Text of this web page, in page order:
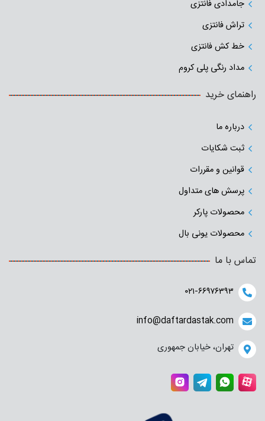
جامدادی‌ فانتزی
تراش فانتزی
خط کش فانتزی
مداد رنگی پلی کروم
راهنمای خرید
درباره ما
ثبت شکایات
قوانین و مقررات
پرسش های متداول
محصولات پارکر
محصولات یونی بال
تماس با ما
۰۲۱-۶۶۹۷۶۳۹۳
info@daftardastak.com
تهران، خیابان جمهوری